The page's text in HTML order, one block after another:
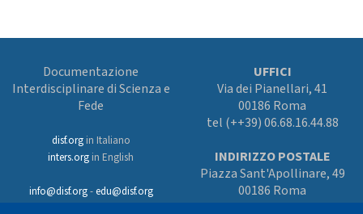
Documentazione
Interdisciplinare di Scienza e
Fede
disf.orgin Italiano
inters.org in English
info@disf.org-edu@disf.org
UFFICI
Via dei Pianellari, 41
00186 Roma
tel (++39) 06.68.16.44.88
INDIRIZZO POSTALE
Piazza Sant'Apollinare, 49
00186 Roma